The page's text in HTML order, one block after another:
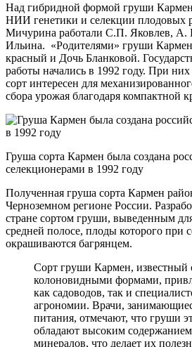
Над гибридной формой груши
НИИ генетики и селекции плодовых
Мичурина работали С.П. Яковлев,
Ильина. «Родителями» груши Кармен
красный и Дочь Бланковой.
работы начались в 1992 году. При
сорт интересен для
сбора урожая благодаря компактной
Груша сорта Кармен была создана
селекционерами в 1992 году
Полученная груша сорта Кармен
Черноземном регионе России.
стране сортом груши, выведенным
средней полосе, плоды которого при
окрашиваются багрянцем.
Сорт груши Кармен, известный
колоновидными формами,
как садоводов, так и
агрономии. Врачи,
питания, отмечают, что груши
обладают высоким
минералов, что делает их